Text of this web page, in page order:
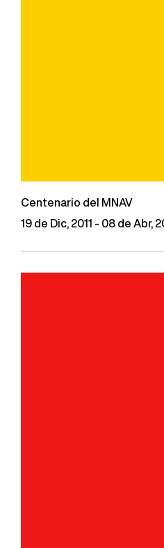
Centenario del MNAV
19 de Dic, 2011 - 08 de Abr,